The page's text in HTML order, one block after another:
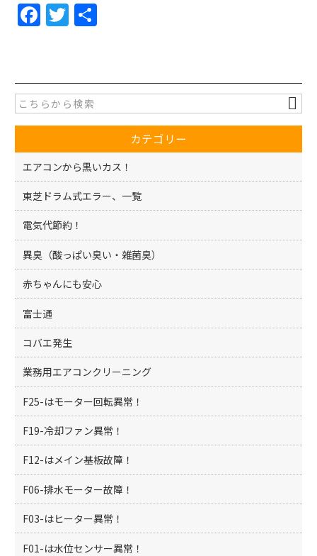
F
a
e
b
o
o
k
T
w
er
カテゴリー
エアコンから黒いカス！
東芝ドラム式エラー、一覧
電気代節約！
異臭（酸っぱい臭い・雑菌臭）
赤ちゃんにも安心
富士通
コバエ発生
業務用エアコンクリーニング
F25-はモーター回転異常！
F19-冷却ファン異常！
F12-はメイン基板故障！
F06-排水モーター故障！
F03-はヒーター異常！
F01-は水位センサー異常！